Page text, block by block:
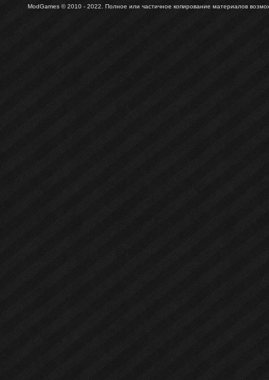
ModGames © 2010 - 2022. Полное или частичное копирование материалов